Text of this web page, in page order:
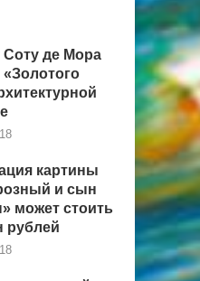
Соту де Мора
картины
и сын
может стоить
рублей